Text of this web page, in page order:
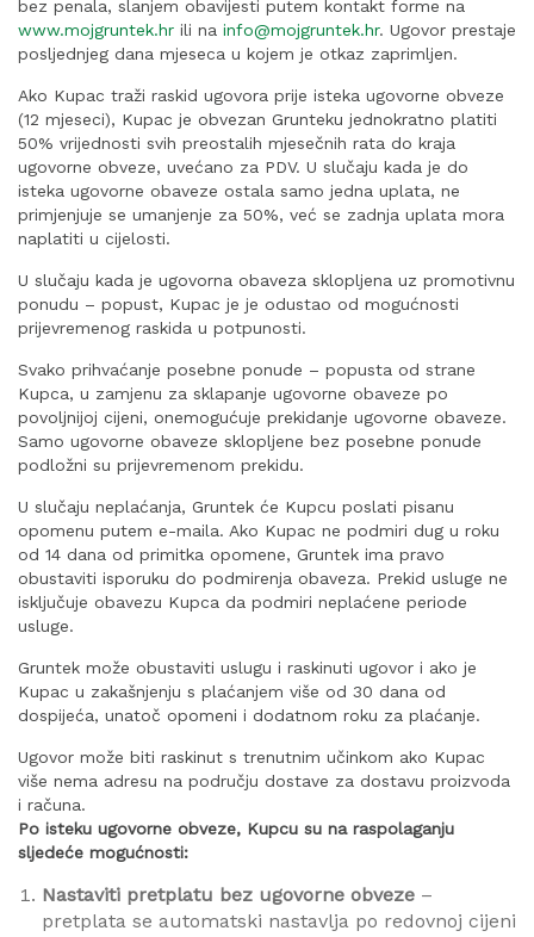
bez penala, slanjem obavijesti putem kontakt forme na
www.mojgruntek.hr ili na info@mojgruntek.hr. Ugovor prestaje
posljednjeg dana mjeseca u kojem je otkaz zaprimljen.
Ako Kupac traži raskid ugovora prije isteka ugovorne obveze
(12 mjeseci), Kupac je obvezan Grunteku jednokratno platiti
50% vrijednosti svih preostalih mjesečnih rata do kraja
ugovorne obveze, uvećano za PDV. U slučaju kada je do
isteka ugovorne obaveze ostala samo jedna uplata, ne
primjenjuje se umanjenje za 50%, već se zadnja uplata mora
naplatiti u cijelosti.
U slučaju kada je ugovorna obaveza sklopljena uz promotivnu
ponudu – popust, Kupac je je odustao od mogućnosti
prijevremenog raskida u potpunosti.
Svako prihvaćanje posebne ponude – popusta od strane
Kupca, u zamjenu za sklapanje ugovorne obaveze po
povoljnijoj cijeni, onemogućuje prekidanje ugovorne obaveze.
Samo ugovorne obaveze sklopljene bez posebne ponude
podložni su prijevremenom prekidu.
U slučaju neplaćanja, Gruntek će Kupcu poslati pisanu
opomenu putem e-maila. Ako Kupac ne podmiri dug u roku
od 14 dana od primitka opomene, Gruntek ima pravo
obustaviti isporuku do podmirenja obaveza. Prekid usluge ne
isključuje obavezu Kupca da podmiri neplaćene periode
usluge.
Gruntek može obustaviti uslugu i raskinuti ugovor i ako je
Kupac u zakašnjenju s plaćanjem više od 30 dana od
dospijeća, unatoč opomeni i dodatnom roku za plaćanje.
Ugovor može biti raskinut s trenutnim učinkom ako Kupac
više nema adresu na području dostave za dostavu proizvoda
i računa.
Po isteku ugovorne obveze, Kupcu su na raspolaganju
sljedeće mogućnosti:
Nastaviti pretplatu bez ugovorne obveze –
pretplata se automatski nastavlja po redovnoj cijeni